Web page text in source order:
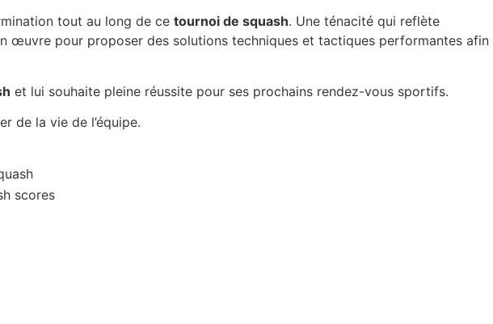
tout au long de ce tournoi de squash. Une ténacité qui reflète
œuvre pour proposer des solutions techniques et tactiques performantes afin
et lui souhaite pleine réussite pour ses prochains rendez-vous sportifs.
de la vie de l’équipe.